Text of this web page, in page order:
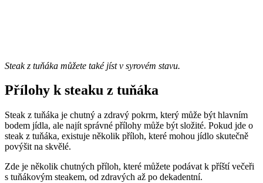
Steak z tuňáka můžete také jíst v syrovém stavu.
Přílohy k steaku z tuňáka
Steak z tuňáka je chutný a zdravý pokrm, který může být hlavním
bodem jídla, ale najít správné přílohy může být složité. Pokud jde o
steak z tuňáka, existuje několik příloh, které mohou jídlo skutečně
povýšit na skvělé.
Zde je několik chutných příloh, které můžete podávat k příští večeři
s tuňákovým steakem, od zdravých až po dekadentní.